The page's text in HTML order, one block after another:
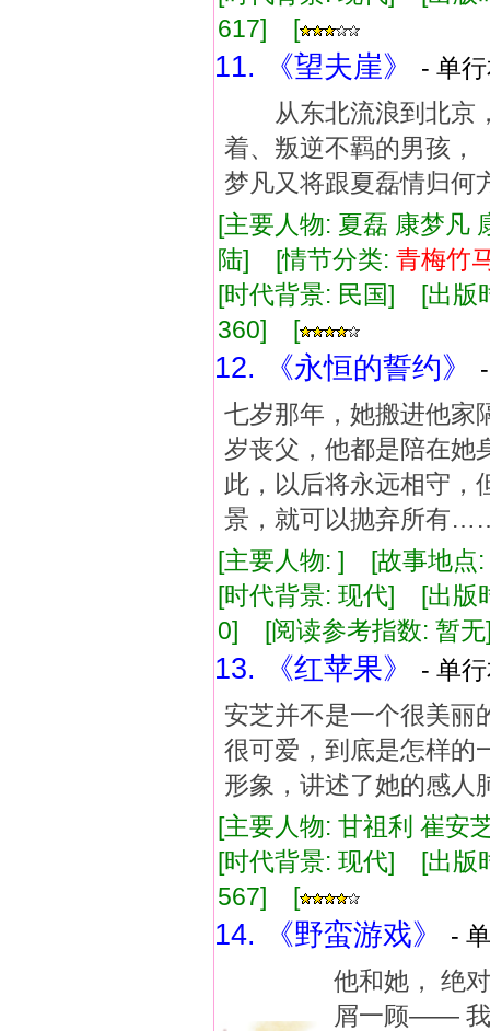
617] [
11. 《望夫崖》
- 单
从东北流浪到北
着、叛逆不羁的男
梦凡又将跟夏磊情归何
[主要人物: 夏磊 康梦凡
陆] [情节分类: 青梅竹
[时代背景: 民国] [出
360] [
12. 《永恒的誓约》
七岁那年，她搬进他
岁丧父，他都是陪在
此，以后将永远相守，
景，就可以抛弃所有
[主要人物: ] [故事地
[时代背景: 现代] [出
0] [阅读参考指数: 暂无
13. 《红苹果》
- 单
安芝并不是一个很美丽
很可爱，到底是怎样的
形象，讲述了她的感人
[主要人物: 甘祖利 崔
[时代背景: 现代] [出
567] [
14. 《野蛮游戏》
-
他和她， 绝
屑一顾—— 我